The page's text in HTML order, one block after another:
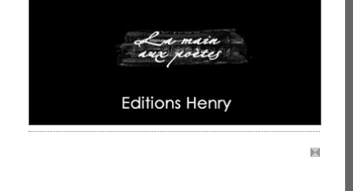
poètes - La tête dans
fait Lourd Le matin
:...